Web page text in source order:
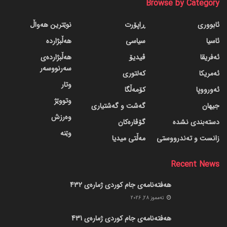
Browse by Category
ئابووری
ئاسیا
ئەفریقا
ئەمریکا
ئەورووپا
جیهان
دسته‌بندی نشده
زانست و تەندرووستی
ڕاپۆرت
سیاسی
ڤیدیۆ
کەلتوری
کۆمەڵگا
گه‌شت و گه‌شتیاری
گۆڤاره‌کان
مەڵتی میدیا
نوێترین هەواڵ
هەڵبژاردە
هەڵبژاردەی
سەرنووسەر
وتار
وتووێژ
وەرزش
وێنە
Recent News
هەفتەنامەی جام کوردی ژمارەی 432
ته‌مموز 28, 2026
هەفتەنامەی جام کوردی ژمارەی 431